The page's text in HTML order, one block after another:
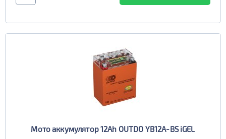
Мото аккумулятор 12Ah OUTDO YB12A-BS iGEL